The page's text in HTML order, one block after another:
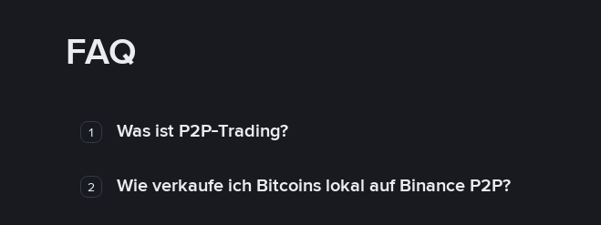
FAQ
1 Was ist P2P-Trading?
2 Wie verkaufe ich Bitcoins lokal auf Binance P2P?